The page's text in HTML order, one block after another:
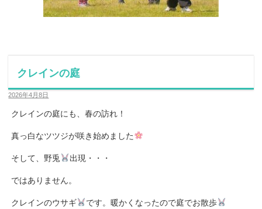
クレインの庭
2026年4月8日
クレインの庭にも、春の訪れ！
真っ白なツツジが咲き始めました
そして、野兎 出現・・・
ではありません。
クレインのウサギ です。暖かくなったので庭でお散歩